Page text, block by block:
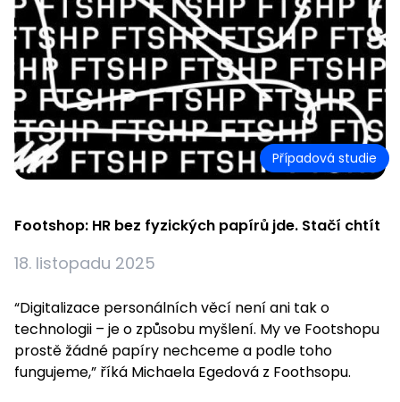
Případová studie
Footshop: HR bez fyzických papírů jde. Stačí chtít
18. listopadu 2025
“Digitalizace personálních věcí není ani tak o
technologii – je o způsobu myšlení. My ve Footshopu
prostě žádné papíry nechceme a podle toho
fungujeme,” říká Michaela Egedová z Foothsopu.